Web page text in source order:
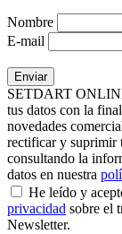
Nombre
E-mail
SETDART
tus datos con la
novedades
rectificar y suprimir
consultando la
datos en nuestra
He leído y
privacidad sobre el
Newsletter.